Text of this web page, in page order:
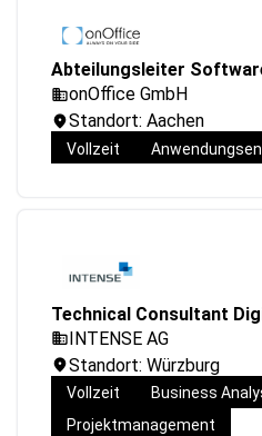
Abteilungsleiter
onOffice GmbH
Standort: Aachen
Vollzeit
Technical Consultant
INTENSE AG
Standort: Würzburg
Vollzeit Business
Projektmanagement